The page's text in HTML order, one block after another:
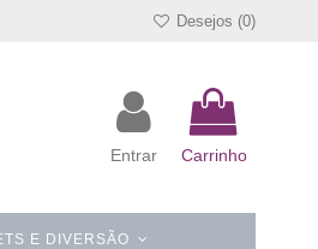
Desejos (0)
Entrar Carrinho
E DIVERSÃO